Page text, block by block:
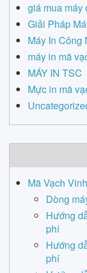
giá mua máy
Giải Pháp
Máy In Công
máy in mã
MÁY IN TSC
Mực in mã
Mã Vạch
Dòng
Hướng
phí
Hướng
phí